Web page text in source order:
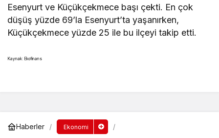
Esenyurt ve Küçükçekmece başı çekti. En çok
düşüş yüzde 69’la Esenyurt’ta yaşanırken,
Küçükçekmece yüzde 25 ile bu ilçeyi takip etti.
Kaynak: Ekofinans
Haberler Ekonomi